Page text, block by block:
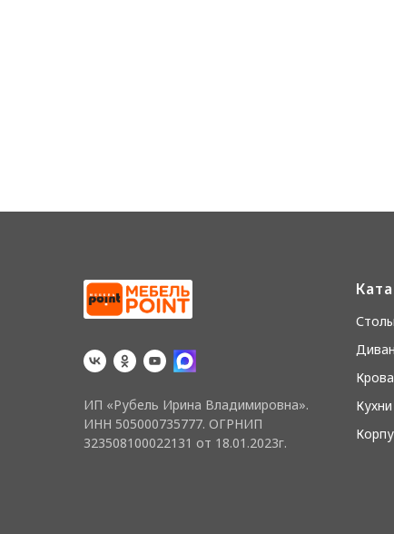
ИП «Рубель Ирина Владимировна».
ИНН 505000735777. ОГРНИП
323508100022131 от 18.01.2023г.
Кухни